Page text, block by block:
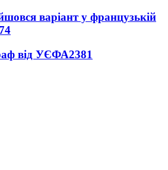
варіант у французькій
від УЄФА2381